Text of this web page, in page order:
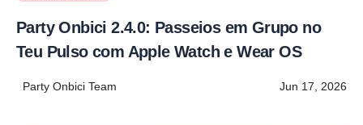
Party Onbici 2.4.0: Passeios em Grupo no
Teu Pulso com Apple Watch e Wear OS
Party Onbici Team Jun 17, 2026